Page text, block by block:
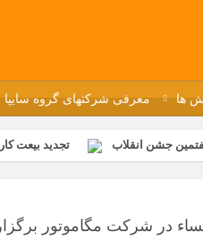
ها معرفی شرکتهای گروه سایپا
جشن انقلاب تجدید بیعت
مراسم عزاداری و
بازدید دانش‌آموزان از خطوط
فاطمیه مگاموتور تیم در شرکت مگاموتور